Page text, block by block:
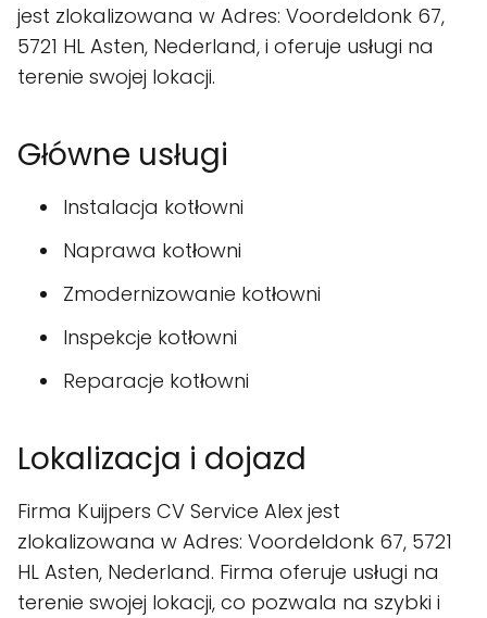
jest zlokalizowana w Adres: Voordeldonk 67,
5721 HL Asten, Nederland, i oferuje usługi na
terenie swojej lokacji.
Główne usługi
Instalacja kotłowni
Naprawa kotłowni
Zmodernizowanie kotłowni
Inspekcje kotłowni
Reparacje kotłowni
Lokalizacja i dojazd
Firma Kuijpers CV Service Alex jest
zlokalizowana w Adres: Voordeldonk 67, 5721
HL Asten, Nederland. Firma oferuje usługi na
terenie swojej lokacji, co pozwala na szybki i